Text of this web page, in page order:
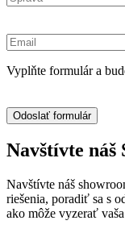
Vyplňte formulár a
Navštívte náš
Navštívte náš
riešenia, poradiť sa s
ako môže vyzerať